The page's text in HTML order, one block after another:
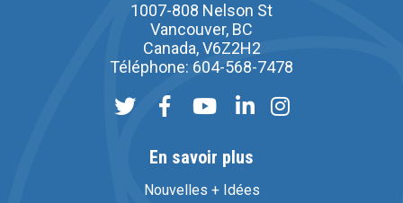
1007-808 Nelson St
Vancouver, BC
Canada, V6Z2H2
Téléphone: 604-568-7478
En savoir plus
Nouvelles + Idées